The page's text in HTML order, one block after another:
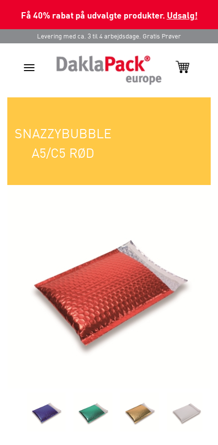
Få 40% rabat på udvalgte produkter. Udsalg!
Levering med ca. 3 til 4 arbejdsdage. Gratis Prøver
Toggle
SNAZZYBUBBLE
A5/C5 RØD